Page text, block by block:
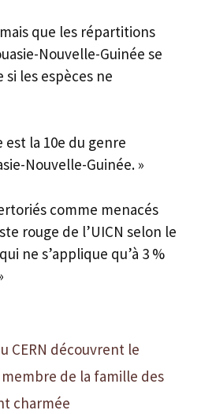
que les répartitions
Nouvelle-Guinée se
les espèces ne
est la 10e du genre
Nouvelle-Guinée. »
comme menacés
rouge de l’UICN selon le
ne s’applique qu’à 3 %
CERN découvrent le
de la famille des
charmée